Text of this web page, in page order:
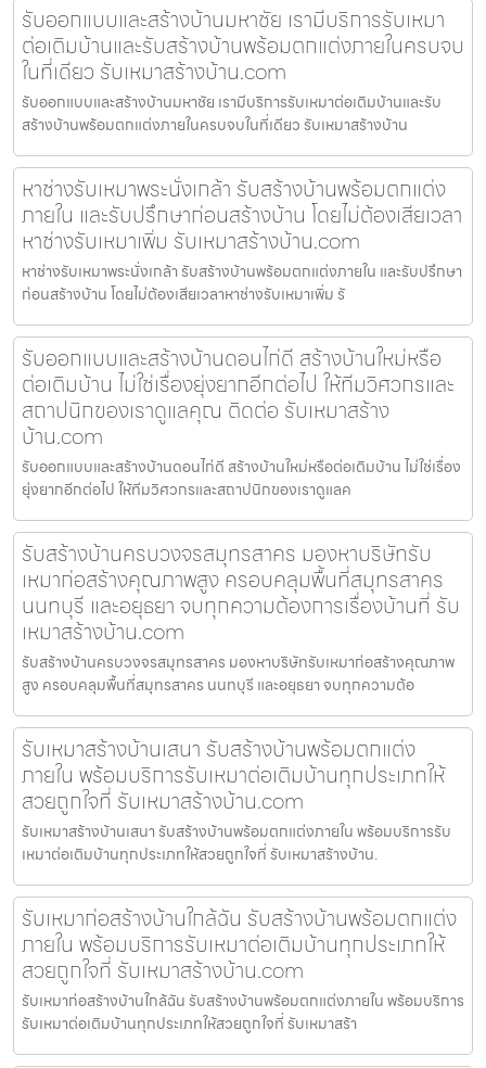
รับออกแบบและสร้างบ้านมหาชัย เรามีบริการรับเหมา
ต่อเติมบ้านและรับสร้างบ้านพร้อมตกแต่งภายในครบจบ
ในที่เดียว รับเหมาสร้างบ้าน.com
รับออกแบบและสร้างบ้านมหาชัย เรามีบริการรับเหมาต่อเติมบ้านและรับ
สร้างบ้านพร้อมตกแต่งภายในครบจบในที่เดียว รับเหมาสร้างบ้าน
หาช่างรับเหมาพระนั่งเกล้า รับสร้างบ้านพร้อมตกแต่ง
ภายใน และรับปรึกษาก่อนสร้างบ้าน โดยไม่ต้องเสียเวลา
หาช่างรับเหมาเพิ่ม รับเหมาสร้างบ้าน.com
หาช่างรับเหมาพระนั่งเกล้า รับสร้างบ้านพร้อมตกแต่งภายใน และรับปรึกษา
ก่อนสร้างบ้าน โดยไม่ต้องเสียเวลาหาช่างรับเหมาเพิ่ม รั
รับออกแบบและสร้างบ้านดอนไก่ดี สร้างบ้านใหม่หรือ
ต่อเติมบ้าน ไม่ใช่เรื่องยุ่งยากอีกต่อไป ให้ทีมวิศวกรและ
สถาปนิกของเราดูแลคุณ ติดต่อ รับเหมาสร้าง
บ้าน.com
รับออกแบบและสร้างบ้านดอนไก่ดี สร้างบ้านใหม่หรือต่อเติมบ้าน ไม่ใช่เรื่อง
ยุ่งยากอีกต่อไป ให้ทีมวิศวกรและสถาปนิกของเราดูแลค
รับสร้างบ้านครบวงจรสมุทรสาคร มองหาบริษัทรับ
เหมาก่อสร้างคุณภาพสูง ครอบคลุมพื้นที่สมุทรสาคร
นนทบุรี และอยุธยา จบทุกความต้องการเรื่องบ้านที่ รับ
เหมาสร้างบ้าน.com
รับสร้างบ้านครบวงจรสมุทรสาคร มองหาบริษัทรับเหมาก่อสร้างคุณภาพ
สูง ครอบคลุมพื้นที่สมุทรสาคร นนทบุรี และอยุธยา จบทุกความต้อ
รับเหมาสร้างบ้านเสนา รับสร้างบ้านพร้อมตกแต่ง
ภายใน พร้อมบริการรับเหมาต่อเติมบ้านทุกประเภทให้
สวยถูกใจที่ รับเหมาสร้างบ้าน.com
รับเหมาสร้างบ้านเสนา รับสร้างบ้านพร้อมตกแต่งภายใน พร้อมบริการรับ
เหมาต่อเติมบ้านทุกประเภทให้สวยถูกใจที่ รับเหมาสร้างบ้าน.
รับเหมาก่อสร้างบ้านใกล้ฉัน รับสร้างบ้านพร้อมตกแต่ง
ภายใน พร้อมบริการรับเหมาต่อเติมบ้านทุกประเภทให้
สวยถูกใจที่ รับเหมาสร้างบ้าน.com
รับเหมาก่อสร้างบ้านใกล้ฉัน รับสร้างบ้านพร้อมตกแต่งภายใน พร้อมบริการ
รับเหมาต่อเติมบ้านทุกประเภทให้สวยถูกใจที่ รับเหมาสร้า